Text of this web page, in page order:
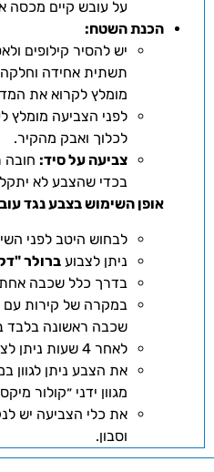
על עובש קיים מכסה
הכנת השטח:
יש להסיר קילופים
תשתית אחידה
מומלץ לקרוא את
לפני הצביעה
לכלוך ואבק מהקיר.
צביעה על סיד: חובה
בכדי שהצבע לא
אופן השימוש בצבע נגד
לבחוש היטב לפני
ניתן לצבועברולר
בדרך כלל שכבה
במקרה של קירות עם
שכבה ראשונה בלבד ב-10%
לאחר 4 שעות ניתן לצבוע שכבה שנייה ללא דילול.
את הצבע ניתן לגוון
מגוון ידני ״קולור
את כלי הצביעה יש
וסבון.